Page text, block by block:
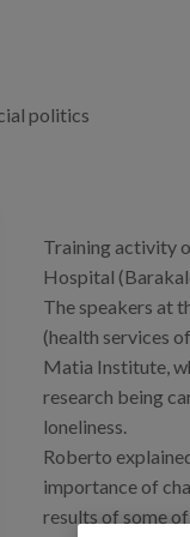
politics
Training activity
Hospital
The speakers at
(health services
Matia Institute,
research being
loneliness.
Roberto
importance of
results of some of